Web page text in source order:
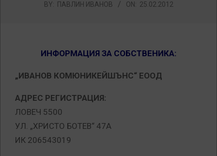
BY: ПАВЛИН ИВАНОВ ON: 25.02.2012
ИНФОРМАЦИЯ ЗА СОБСТВЕНИКА:
„ИВАНОВ КОМЮНИКЕЙШЪНС“ ЕООД
АДРЕС РЕГИСТРАЦИЯ:
ЛОВЕЧ 5500
УЛ. „ХРИСТО БОТЕВ“ 47А
ИК 206543019